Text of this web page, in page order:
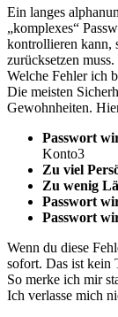
Ein langes
„komplexes“
kontrollieren kann,
zurücksetzen muss.
Welche Fehler ich
Die meisten
Gewohnheiten.
Passwort
Konto3
Zu viel
Zu wenig
Passwort
Passwort
Wenn du diese
sofort. Das ist kein
So merke ich mir
Ich verlasse mich